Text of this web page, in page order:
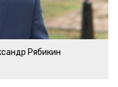
Рябикин